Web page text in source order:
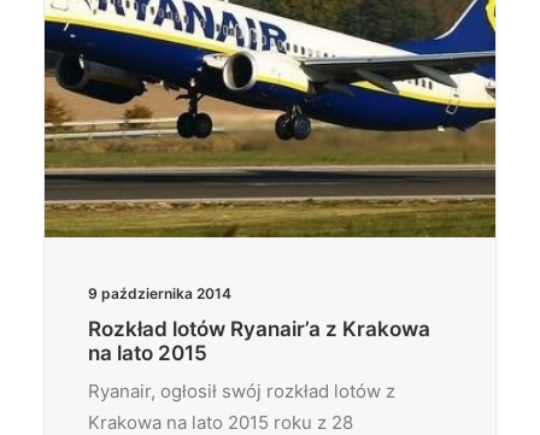
9 października 2014
Rozkład lotów Ryanair’a z Krakowa
na lato 2015
Ryanair, ogłosił swój rozkład lotów z
Krakowa na lato 2015 roku z 28